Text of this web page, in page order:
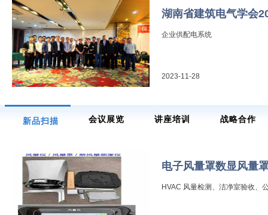
湖南省建筑电气学会
企业供配电系统
2023-11-28
新品扫描 会议展览 讲座培训 战略合作
电子风量罩数显风量
HVAC 风量检测、洁净室验收、